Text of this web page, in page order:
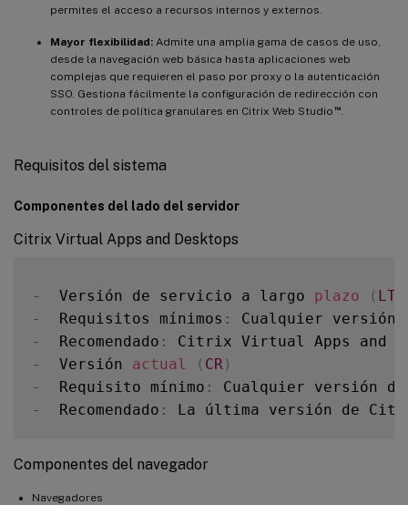
permites el acceso a recursos internos y externos.
Mayor flexibilidad: Admite una amplia gama de casos de uso,
desde la navegación web básica hasta aplicaciones web
complejas que requieren el paso por proxy o la autenticación
SSO. Gestiona fácilmente la configuración de redirección con
controles de política granulares en Citrix Web Studio ™.
Requisitos del sistema
Componentes del lado del servidor
Citrix Virtual Apps and Desktops
-
  Versión de servicio a largo
plazo (
-
  Requisitos mínimos
:
Cualquier
-
  Recomendado
:
Citrix Virtual Apps and
-
  Versión
actual ( CR)
-
  Requisito mínimo
:
Cualquier versión
-
  Recomendado
:
Componentes del navegador
Navegadores